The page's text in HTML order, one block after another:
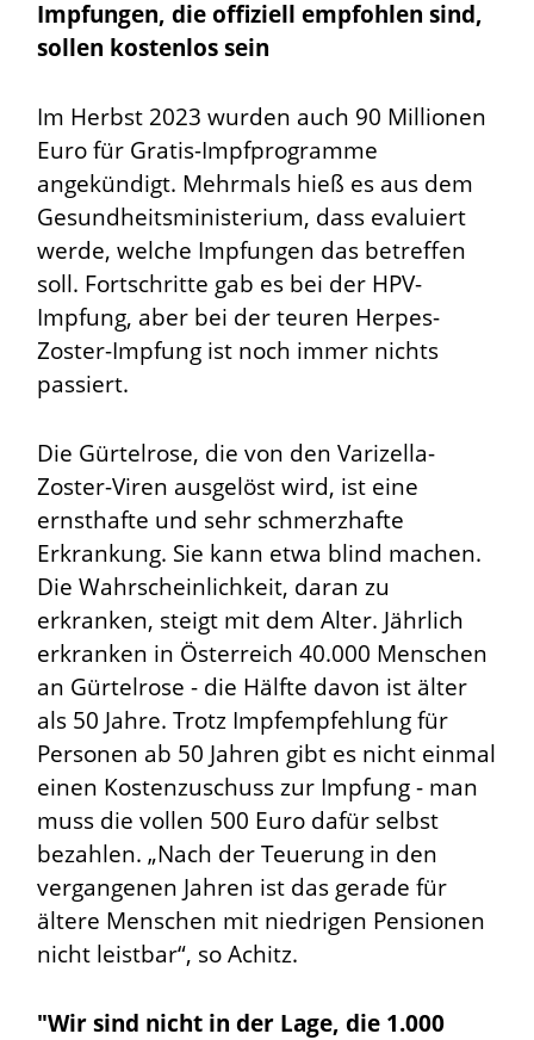
Impfungen, die offiziell empfohlen sind,
sollen kostenlos sein
Im Herbst 2023 wurden auch 90 Millionen
Euro für Gratis-Impfprogramme
angekündigt. Mehrmals hieß es aus dem
Gesundheitsministerium, dass evaluiert
werde, welche Impfungen das betreffen
soll. Fortschritte gab es bei der HPV-
Impfung, aber bei der teuren Herpes-
Zoster-Impfung ist noch immer nichts
passiert.
Die Gürtelrose, die von den Varizella-
Zoster-Viren ausgelöst wird, ist eine
ernsthafte und sehr schmerzhafte
Erkrankung. Sie kann etwa blind machen.
Die Wahrscheinlichkeit, daran zu
erkranken, steigt mit dem Alter. Jährlich
erkranken in Österreich 40.000 Menschen
an Gürtelrose - die Hälfte davon ist älter
als 50 Jahre. Trotz Impfempfehlung für
Personen ab 50 Jahren gibt es nicht einmal
einen Kostenzuschuss zur Impfung - man
muss die vollen 500 Euro dafür selbst
bezahlen. „Nach der Teuerung in den
vergangenen Jahren ist das gerade für
ältere Menschen mit niedrigen Pensionen
nicht leistbar“, so Achitz.
"Wir sind nicht in der Lage, die 1.000